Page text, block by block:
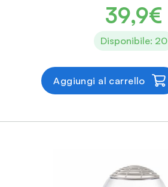
39,9€
Disponibile: 20
Aggiungi al carrello